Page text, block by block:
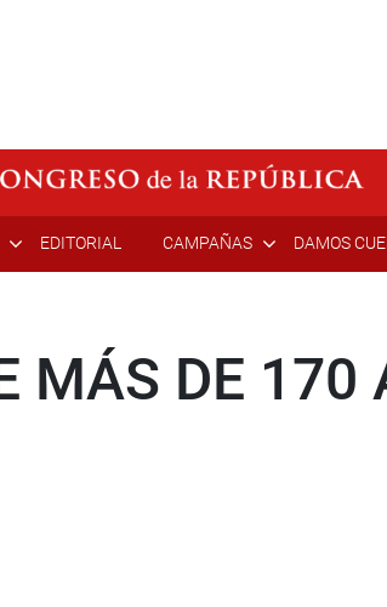
EDITORIAL CAMPAÑAS DAMOS
MÁS DE 170